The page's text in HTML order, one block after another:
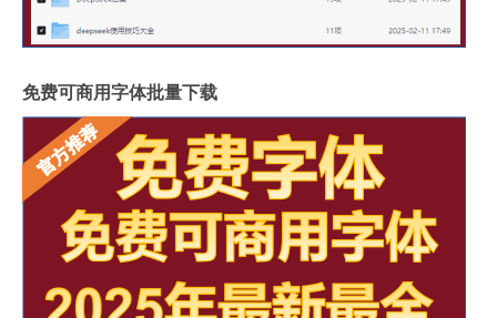
免费可商用字体批量下载